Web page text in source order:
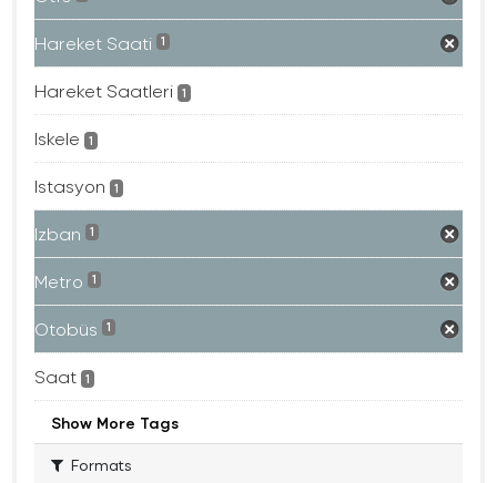
Hareket Saati 1
Hareket Saatleri 1
Iskele 1
Istasyon 1
Izban 1
Metro 1
Otobüs 1
Saat 1
Show More Tags
Formats